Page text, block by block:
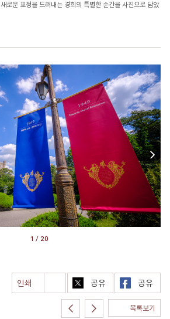
로운 표정을 드러내는 경희의 특별한 순간을 사진으로 담았
1 / 20
인쇄 공유
공유
목록보기